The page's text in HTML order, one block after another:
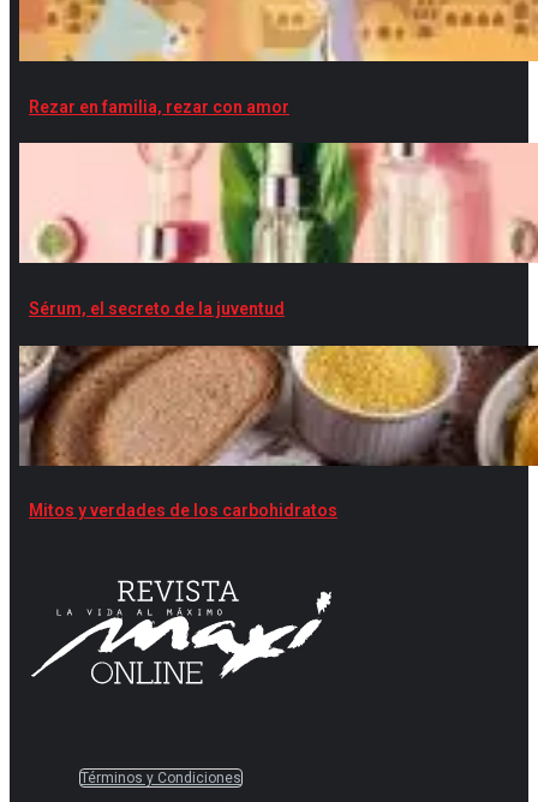
Rezar en familia, rezar con amor
Sérum, el secreto de la juventud
Mitos y verdades de los carbohidratos
Términos y Condiciones